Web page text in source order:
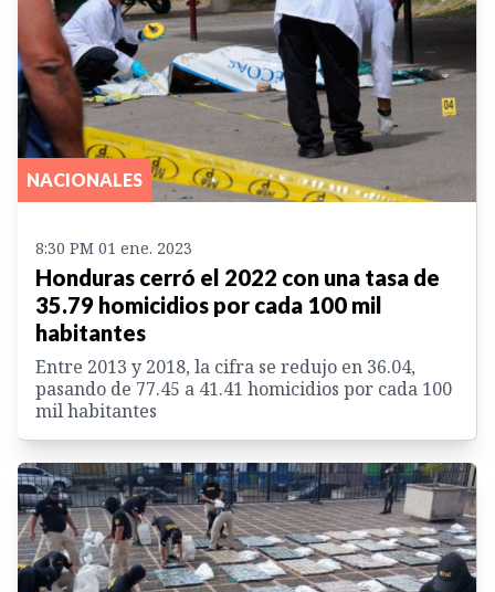
NACIONALES
8:30 PM 01 ene. 2023
Honduras cerró el 2022 con una tasa de
35.79 homicidios por cada 100 mil
habitantes
Entre 2013 y 2018, la cifra se redujo en 36.04,
pasando de 77.45 a 41.41 homicidios por cada 100
mil habitantes